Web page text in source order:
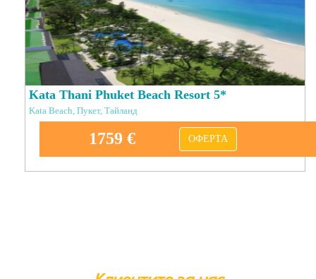
Kata Thani Phuket Beach Resort 5*
Kata Beach, Пукет, Тайланд
1759 € ОФЕРТА